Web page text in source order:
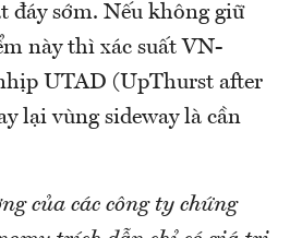
đáy sớm. Nếu không giữ
này thì xác suất VN-
UTAD (UpThurst after
lại vùng sideway là cần
của các công ty chứng